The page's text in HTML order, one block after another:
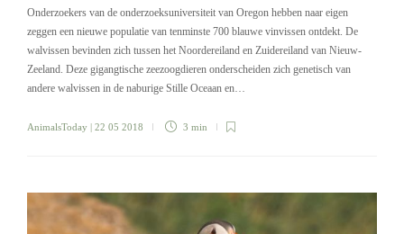
Onderzoekers van de onderzoeksuniversiteit van Oregon hebben naar eigen
zeggen een nieuwe populatie van tenminste 700 blauwe vinvissen ontdekt. De
walvissen bevinden zich tussen het Noordereiland en Zuidereiland van Nieuw-
Zeeland. Deze gigangtische zeezoogdieren onderscheiden zich genetisch van
andere walvissen in de naburige Stille Oceaan en…
AnimalsToday | 22 05 2018 3 min